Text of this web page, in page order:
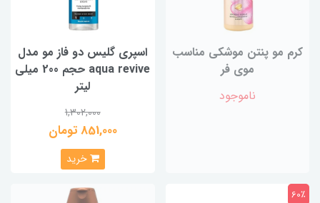
کرم مو پنتن موشکی مناسب
موی فر‌
ناموجود
اسپری گلیس دو فاز مو مدل
aqua revive حجم 200 میلی
لیتر
1,302,000
851,000 تومان
خرید
60٪